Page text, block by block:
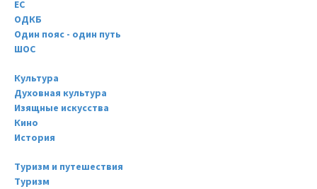
ЕС
ОДКБ
Один пояс - один путь
ШОС
Культура
Духовная культура
Изящные искусства
Кино
История
Туризм и путешествия
Туризм